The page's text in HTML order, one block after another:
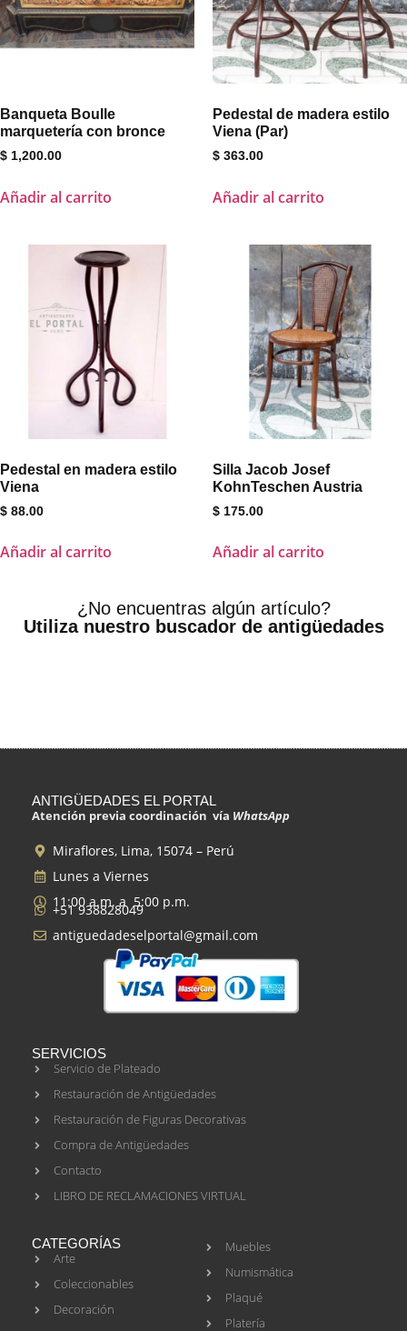
Banqueta Boulle
marquetería con bronce
$ 1,200.00
Añadir al carrito
Pedestal de madera estilo
Viena (Par)
$ 363.00
Añadir al carrito
Pedestal en madera estilo
Viena
$ 88.00
Añadir al carrito
Silla Jacob Josef
KohnTeschen Austria
$ 175.00
Añadir al carrito
¿No encuentras algún artículo?
Utiliza nuestro buscador de antigüedades
ANTIGÜEDADES EL PORTAL
Atención previa coordinación vía WhatsApp
Miraflores, Lima, 15074 – Perú
Lunes a Viernes
11:00 a.m. a 5:00 p.m.
+51 938828049
antiguedadeselportal@gmail.com
SERVICIOS
Servicio de Plateado
Restauración de Antigüedades
Restauración de Figuras Decorativas
Compra de Antigüedades
Contacto
LIBRO DE RECLAMACIONES VIRTUAL
CATEGORÍAS
Arte
Coleccionables
Decoración
Muebles
Numismática
Plaqué
Platería